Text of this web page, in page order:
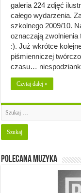
galeria 224 zdjęć
całego wydarzenia.
szkolnego 2009/10.
oznaczają zwolnienia
:). Już wkrótce
piśmienniczej
czasu…
Czytaj dalej »
Polecana muzyka